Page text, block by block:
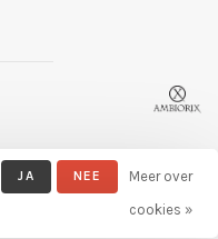
Lightspeed
JA NEE
Meer over
cookies »